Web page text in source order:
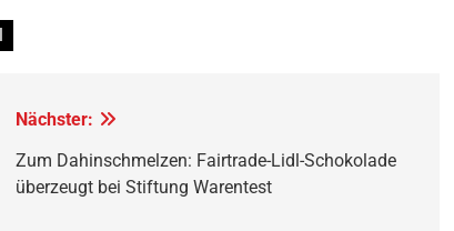
Nächster:
Zum Dahinschmelzen: Fairtrade-Lidl-Schokolade
überzeugt bei Stiftung Warentest